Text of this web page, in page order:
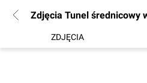
Zdjęcia Tunel średnicowy
ZDJĘCIA